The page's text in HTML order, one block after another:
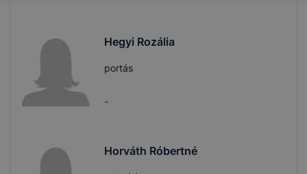
Hegyi Rozália
portás
-
Horváth Róbertné